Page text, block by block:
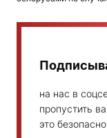
на нас в
пропустить
это